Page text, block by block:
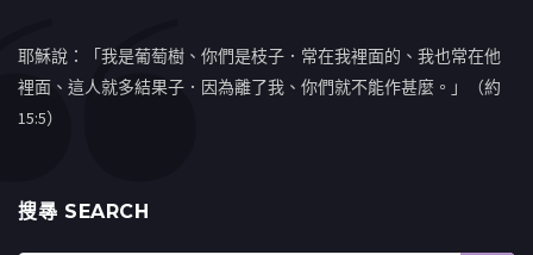
耶穌說：「我是葡萄樹、你們是枝子．常在我裡面的、我也常在他
裡面、這人就多結果子．因為離了我、你們就不能作甚麼。」（約
15:5）
搜㝷 SEARCH